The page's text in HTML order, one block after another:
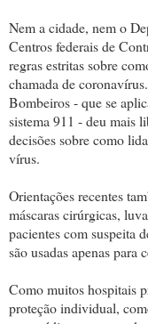
Nem a cidade, nem o
Centros federais de
regras estritas sobre
chamada de
Bombeiros - que se
sistema 911 - deu mais
decisões sobre como
vírus.
Orientações recentes
máscaras cirúrgicas,
pacientes com suspeita
são usadas apenas para
Como muitos hospitais
proteção individual,